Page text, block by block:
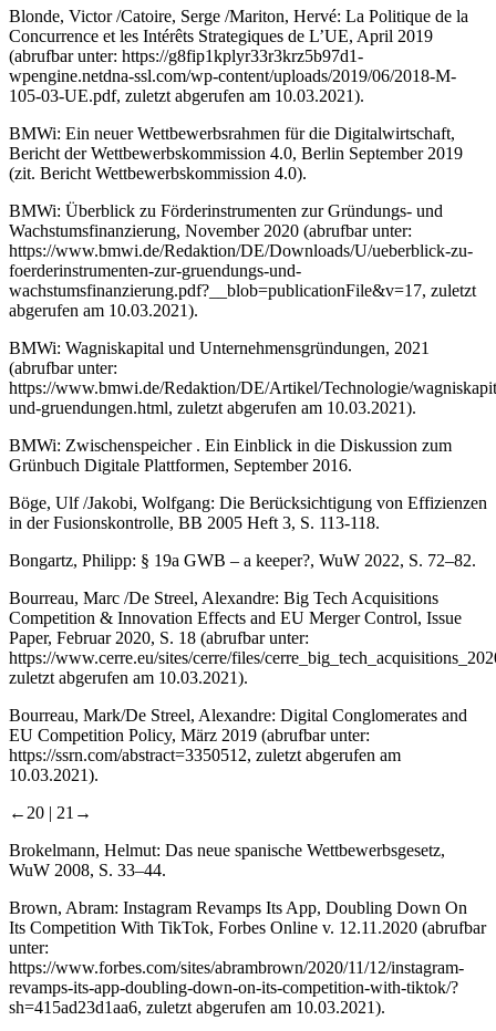
Blonde, Victor /Catoire, Serge /Mariton, Hervé: La Politique de la
Concurrence et les Intérêts Strategiques de L’UE, April 2019
(abrufbar unter: https://g8fip1kplyr33r3krz5b97d1-
wpengine.netdna-ssl.com/wp-content/uploads/2019/06/2018-M-
105-03-UE.pdf, zuletzt abgerufen am 10.03.2021).
BMWi: Ein neuer Wettbewerbsrahmen für die Digitalwirtschaft,
Bericht der Wettbewerbskommission 4.0, Berlin September 2019
(zit. Bericht Wettbewerbskommission 4.0).
BMWi: Überblick zu Förderinstrumenten zur Gründungs- und
Wachstumsfinanzierung, November 2020 (abrufbar unter:
https://www.bmwi.de/Redaktion/DE/Downloads/U/ueberblick-zu-
foerderinstrumenten-zur-gruendungs-und-
wachstumsfinanzierung.pdf?__blob=publicationFile&v=17, zuletzt
abgerufen am 10.03.2021).
BMWi: Wagniskapital und Unternehmensgründungen, 2021
(abrufbar unter:
https://www.bmwi.de/Redaktion/DE/Artikel/Technologie/
und-gruendungen.html, zuletzt abgerufen am 10.03.2021).
BMWi: Zwischenspeicher . Ein Einblick in die Diskussion zum
Grünbuch Digitale Plattformen, September 2016.
Böge, Ulf /Jakobi, Wolfgang: Die Berücksichtigung von Effizienzen
in der Fusionskontrolle, BB 2005 Heft 3, S. 113-118.
Bongartz, Philipp: § 19a GWB – a keeper?, WuW 2022, S. 72–82.
Bourreau, Marc /De Streel, Alexandre: Big Tech Acquisitions
Competition & Innovation Effects and EU Merger Control, Issue
Paper, Februar 2020, S. 18 (abrufbar unter:
https://www.cerre.eu/sites/cerre/files/
zuletzt abgerufen am 10.03.2021).
Bourreau, Mark/De Streel, Alexandre: Digital Conglomerates and
EU Competition Policy, März 2019 (abrufbar unter:
https://ssrn.com/abstract=3350512, zuletzt abgerufen am
10.03.2021).
←20 | 21→
Brokelmann, Helmut: Das neue spanische Wettbewerbsgesetz,
WuW 2008, S. 33–44.
Brown, Abram: Instagram Revamps Its App, Doubling Down On
Its Competition With TikTok, Forbes Online v. 12.11.2020 (abrufbar
unter:
https://www.forbes.com/sites/abrambrown/2020/11/12/instagram-
revamps-its-app-doubling-down-on-its-competition-with-tiktok/?
sh=415ad23d1aa6, zuletzt abgerufen am 10.03.2021).